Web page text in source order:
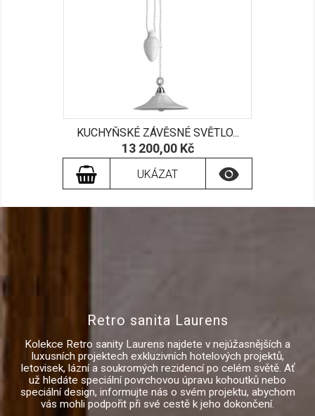
KUCHYŇSKÉ ZÁVĚSNÉ SVĚTLO...
Cena
13 200,00 Kč
UKÁZAT 
Retro sanita Laurens
Kolekce Retro sanity Laurens najdete v nejúžasnějších a
luxusních projektech exkluzivních hotelových projektů,
letovisek, lázní a soukromých rezidencí po celém světě. Ať
už hledáte speciální povrchovou úpravu kohoutků nebo
speciální design, informujte nás o svém projektu, abychom
vás mohli podpořit při své cestě k jeho dokončení.